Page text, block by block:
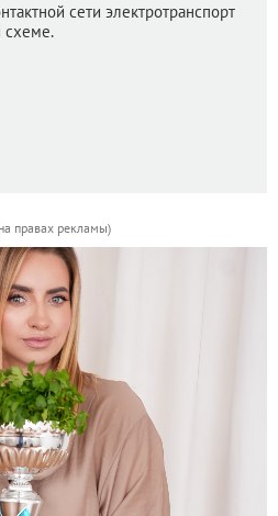
сети электротранспорт
схеме.
правах рекламы)